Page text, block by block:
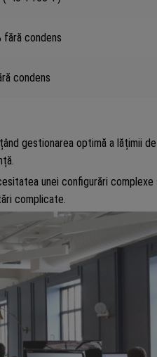
fără condens
condens
gestionarea optimă a lățimii
unei configurări complexe
complicate.